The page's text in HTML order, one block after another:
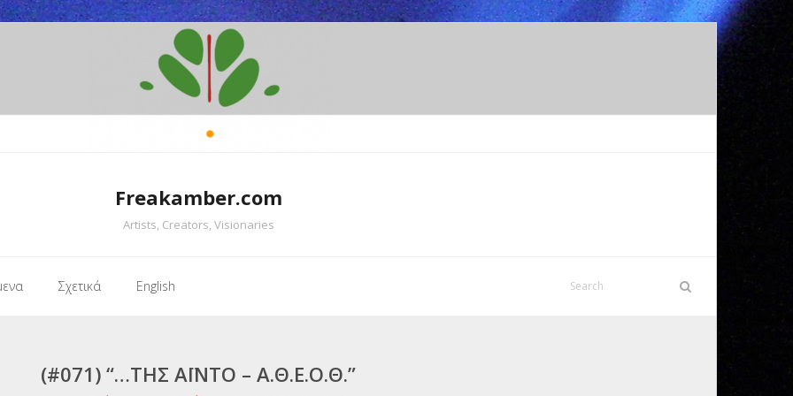
Freakamber.com
Artists, Creators, Visionaries
Σχετικά English
(#071) “…ΤΗΣ ΆΪΝΤΟ – Α.Θ.Ε.Ο.Θ.”